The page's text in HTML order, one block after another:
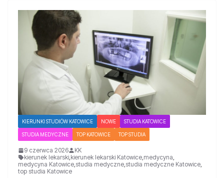
KIERUNKI STUDIÓW KATOWICE NOWE STUDIA KATOWICE
STUDIA MEDYCZNE TOP KATOWICE TOP STUDIA
9 czerwca 2026
KK
kierunek lekarski,kierunek lekarski Katowice,medycyna,
medycyna Katowice,studia medyczne,studia medyczne Katowice,
top studia Katowice